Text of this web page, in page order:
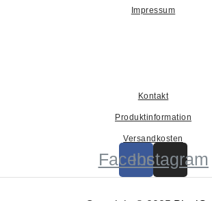
Impressum
Kontakt
Produktinformation
Versandkosten
Facebook
Instagram